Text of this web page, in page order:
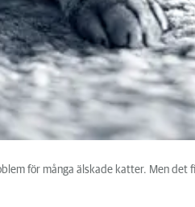
för många älskade katter. Men det